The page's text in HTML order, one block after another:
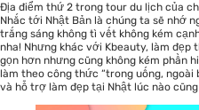
Địa điểm thứ 2 trong tour du lịch của
Nhắc tới Nhật Bản là chúng ta sẽ nhớ
trắng sáng không tì vết không kém
nha! Nhưng khác với Kbeauty, làm
gọn hơn nhưng cũng không kém phần
làm theo công thức “trong uống, ngoài
và hỗ trợ làm đẹp tại Nhật lúc nào